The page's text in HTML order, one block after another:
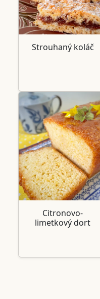
Strouhaný koláč
Citronovo-
limetkový dort